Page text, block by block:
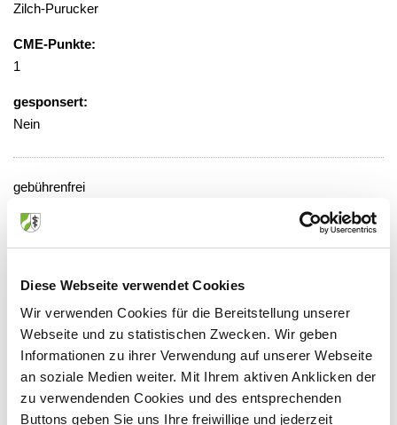
Diese Webseite verwendet Cookies
Wir verwenden Cookies für die Bereitstellung unserer
Webseite und zu statistischen Zwecken. Wir geben
Informationen zu ihrer Verwendung auf unserer Webseite
an soziale Medien weiter. Mit Ihrem aktiven Anklicken der
zu verwendenden Cookies und des entsprechenden
Buttons geben Sie uns Ihre freiwillige und jederzeit
Zilch-Purucker
CME-Punkte:
1
gesponsert:
Nein
gebührenfrei
Veranstaltungsort:
Evangelisches Krankenhaus
Wesel
Evangelisches Krankenhaus GmbH